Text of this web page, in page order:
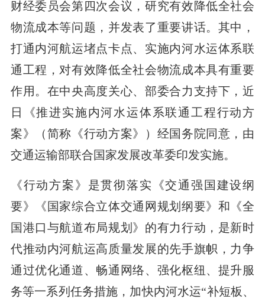
财经委员会第四次会议，研究有效降低全社会
物流成本等问题，并发表了重要讲话。其中，
打通内河航运堵点卡点、实施内河水运体系联
通工程，对有效降低全社会物流成本具有重要
作用。在中央高度关心、部委合力支持下，近
日《推进实施内河水运体系联通工程行动方
案》（简称《行动方案》）经国务院同意，由
交通运输部联合国家发展改革委印发实施。
《行动方案》是贯彻落实《交通强国建设纲
要》《国家综合立体交通网规划纲要》和《全
国港口与航道布局规划》的有力行动，是新时
代推动内河航运高质量发展的先手旗帜，力争
通过优化通道、畅通网络、强化枢纽、提升服
务等一系列任务措施，加快内河水运“补短板、